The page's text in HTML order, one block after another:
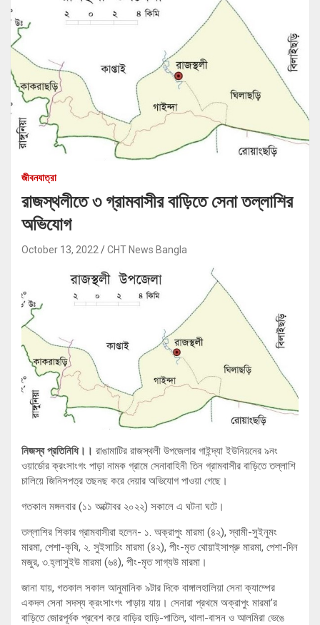
জীবনযাত্রা
রাজস্থলীতে ৩ গ্রামবাসীর বাড়িতে সেনা তল্লাশির
অভিযোগ
October 13, 2022 CHT News Bangla
নিজস্ব প্রতিনিধি।। রাঙামাটির রাজস্থলী উপজেলার গাইন্দ্যা ইউনিয়নের ৯নং
ওয়ার্ডোর ক্রংসাংগং পাড়া নামক গ্রামে সেনাবাহিনী তিন গ্রামবাসীর বাড়িতে তল্লাশি
চালিয়ে জিনিসপত্র তছনছ করে দেয়ার অভিযোগ পাওয়া গেছে।
গতকাল মঙ্গলবার (১১ অক্টোবর ২০২২) সকালে এ ঘটনা ঘটে।
তল্লাশির শিকার গ্রামবাসীরা হলেন- ১. অক্রাপুং মারমা (৪২), স্বামী-সুইনুমং
মারমা, পেশা-কৃষি, ২. সুইসাচিং মারমা (৪২), পীং-মৃত থোয়াইসাপ্রু মারমা, পেশা-দিন
মজুর, ৩.হ্লাসুইউ মারমা (৬৪), পীং-মৃত সাগ্যউ মারমা।
জানা যায়, গতকাল সকাল আনুমানিক ৯টার দিকে বাঙ্গালহালিয়া সেনা ক্যাম্পের
একদল সেনা সদস্য ক্রংসাংগং পাড়ায় যায়। সেনারা প্রথমে অক্রাপুং মারমা’র
বাড়িতে জোরপূর্বক প্রবেশ করে বাড়ির হাড়ি-পাতিল, থালা-বাসন ও আলমিরা ভেঙে